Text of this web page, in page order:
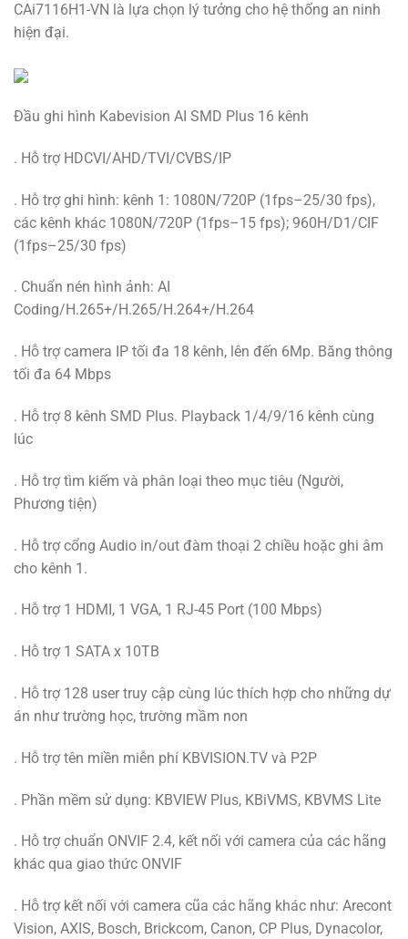
CAi7116H1-VN là lựa chọn lý tưởng cho hệ thống an ninh
hiện đại.
Đầu ghi hình Kabevision AI SMD Plus 16 kênh
. Hỗ trợ HDCVI/AHD/TVI/CVBS/IP
. Hỗ trợ ghi hình: kênh 1: 1080N/720P (1fps–25/30 fps),
các kênh khác 1080N/720P (1fps–15 fps); 960H/D1/CIF
(1fps–25/30 fps)
. Chuẩn nén hình ảnh: AI
Coding/H.265+/H.265/H.264+/H.264
. Hỗ trợ camera IP tối đa 18 kênh, lên đến 6Mp. Băng thông
tối đa 64 Mbps
. Hỗ trợ 8 kênh SMD Plus. Playback 1/4/9/16 kênh cùng
lúc
. Hỗ trợ tìm kiếm và phân loại theo mục tiêu (Người,
Phương tiện)
. Hỗ trợ cổng Audio in/out đàm thoại 2 chiều hoặc ghi âm
cho kênh 1.
. Hỗ trợ 1 HDMI, 1 VGA, 1 RJ-45 Port (100 Mbps)
. Hỗ trợ 1 SATA x 10TB
. Hỗ trợ 128 user truy cập cùng lúc thích hợp cho những dự
án như trường học, trường mầm non
. Hỗ trợ tên miền miễn phí KBVISION.TV và P2P
. Phần mềm sử dụng: KBVIEW Plus, KBiVMS, KBVMS Lite
. Hỗ trợ chuẩn ONVIF 2.4, kết nối với camera của các hãng
khác qua giao thức ONVIF
. Hỗ trợ kết nối với camera cũa các hãng khác như: Arecont
Vision, AXIS, Bosch, Brickcom, Canon, CP Plus, Dynacolor,